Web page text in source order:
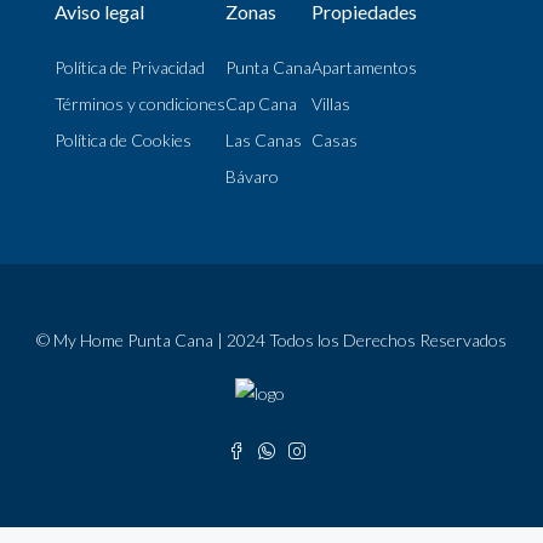
Aviso legal
Política de Privacidad
Términos y condiciones
Política de Cookies
Zonas
Punta Cana
Cap Cana
Las Canas
Bávaro
Propiedades
Apartamentos
Villas
Casas
© My Home Punta Cana | 2024 Todos los Derechos Reservados